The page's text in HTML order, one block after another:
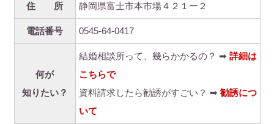
住 所 静岡県富士市本市場４２１ー２
電話番号 0545-64-0417
何が
知りたい？
結婚相談所って、幾らかかるの？ ➡ 詳細は
こちらで
資料請求したら勧誘がすごい？ ➡ 勧誘につ
いて